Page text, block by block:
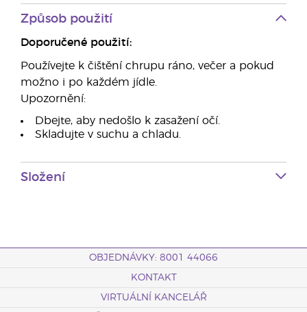
Způsob použití
Doporučené použití:
Používejte k čištění chrupu ráno, večer a pokud
možno i po každém jídle.
Upozornění:
Dbejte, aby nedošlo k zasažení očí.
Skladujte v suchu a chladu.
Složení
OBJEDNÁVKY: 8001 44066
KONTAKT
VIRTUÁLNÍ KANCELÁŘ